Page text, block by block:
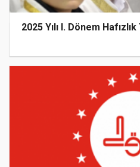
2025 Yılı I. Dönem